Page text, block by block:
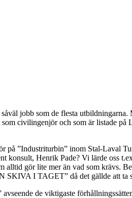
jobb som de flesta
civilingenjör och som är listade
på ”Industriturbin” inom Stal-
konsult, Henrik Pade? Vi lärde oss
alltid gör lite mer än vad som
I TAGET” då det gällde att ta
de viktigaste